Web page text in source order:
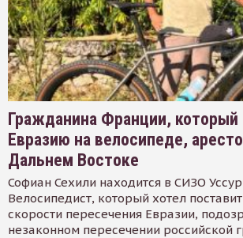
Гражданина Франции, который
Евразию на велосипеде,
Дальнем Востоке
Софиан Сехили находится в СИЗО
Велосипедист, который хотел
скорости пересечения Евразии,
незаконном пересечении российской